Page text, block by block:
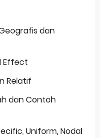
dan
Effect
Relatif
dan Contoh
Uniform, Nodal